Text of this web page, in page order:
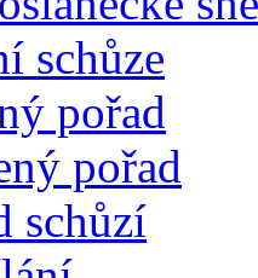
schůze
pořad
pořad
schůzí